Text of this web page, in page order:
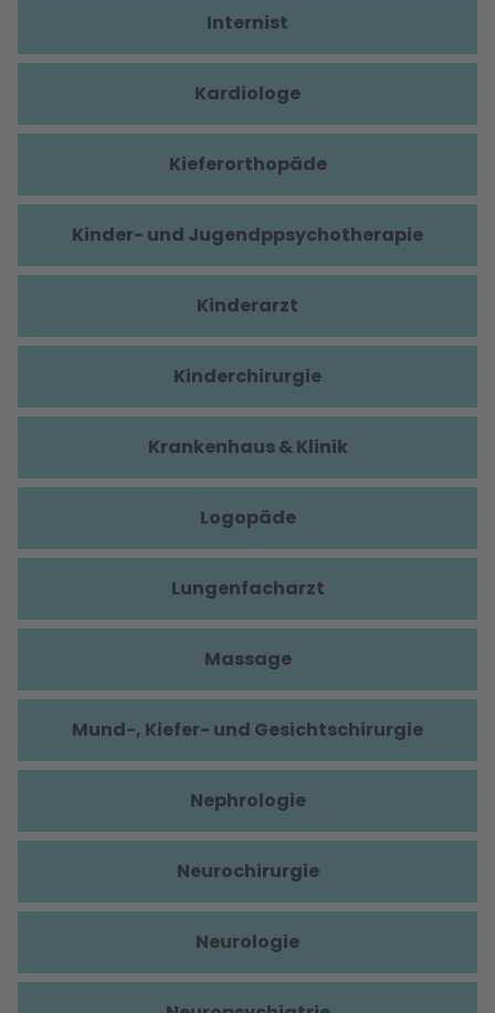
Internist
Kardiologe
Kieferorthopäde
Kinder- und Jugendppsychotherapie
Kinderarzt
Kinderchirurgie
Krankenhaus & Klinik
Logopäde
Lungenfacharzt
Massage
Mund-, Kiefer- und Gesichtschirurgie
Nephrologie
Neurochirurgie
Neurologie